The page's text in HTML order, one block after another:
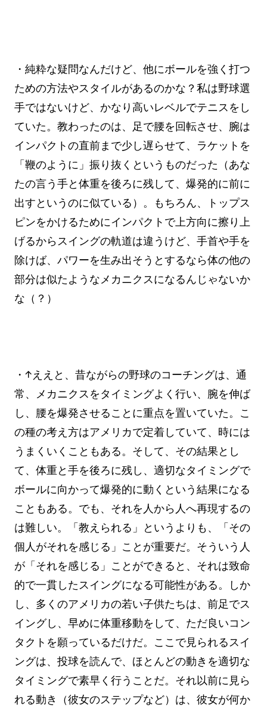
・純粋な疑問なんだけど、他にボールを強く打つ
ための方法やスタイルがあるのかな？私は野球選
手ではないけど、かなり高いレベルでテニスをし
ていた。教わったのは、足で腰を回転させ、腕は
インパクトの直前まで少し遅らせて、ラケットを
「鞭のように」振り抜くというものだった（あな
たの言う手と体重を後ろに残して、爆発的に前に
出すというのに似ている）。もちろん、トップス
ピンをかけるためにインパクトで上方向に擦り上
げるからスイングの軌道は違うけど、手首や手を
除けば、パワーを生み出そうとするなら体の他の
部分は似たようなメカニクスになるんじゃないか
な（？）
・↑ええと、昔ながらの野球のコーチングは、通
常、メカニクスをタイミングよく行い、腕を伸ば
し、腰を爆発させることに重点を置いていた。こ
の種の考え方はアメリカで定着していて、時には
うまくいくこともある。そして、その結果とし
て、体重と手を後ろに残し、適切なタイミングで
ボールに向かって爆発的に動くという結果になる
こともある。でも、それを人から人へ再現するの
は難しい。「教えられる」というよりも、「その
個人がそれを感じる」ことが重要だ。そういう人
が「それを感じる」ことができると、それは致命
的で一貫したスイングになる可能性がある。しか
し、多くのアメリカの若い子供たちは、前足でス
イングし、早めに体重移動をして、ただ良いコン
タクトを願っているだけだ。ここで見られるスイ
ングは、投球を読んで、ほとんどの動きを適切な
タイミングで素早く行うことだ。それ以前に見ら
れる動き（彼女のステップなど）は、彼女が何か